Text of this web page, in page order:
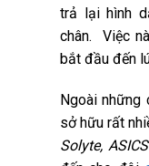
trả lại hình
chân. Việc
bắt đầu đến
Ngoài
sở hữu rất
Solyte,